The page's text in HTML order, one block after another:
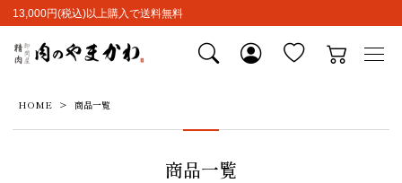
13,000円(税込)以上購入で送料無料
HOME 商品一覧
商品一覧